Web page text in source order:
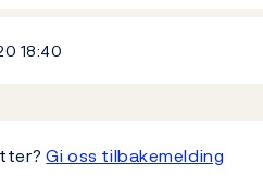
18:40
Gi oss tilbakemelding